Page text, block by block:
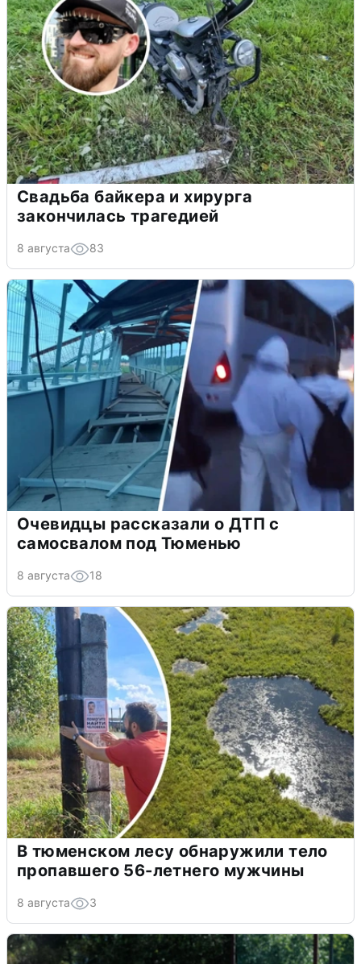
Свадьба байкера и хирурга
закончилась трагедией
8 августа 83
Очевидцы рассказали о ДТП с
самосвалом под Тюменью
8 августа 18
В тюменском лесу обнаружили тело
пропавшего 56-летнего мужчины
8 августа 3